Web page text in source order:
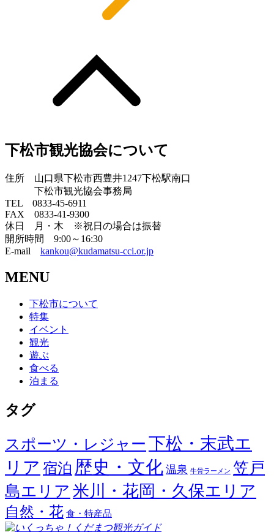
下松市観光協会について
住所 山口県下松市西豊井1247下松駅南口
下松市観光協会事務局
TEL 0833-45-6911
FAX 0833-41-9300
休日 月・木 ※祝日の場合は振替
開所時間 9:00～16:30
E-mail kankou@kudamatsu-cci.or.jp
MENU
下松市について
特集
イベント
観光
遊ぶ
食べる
泊まる
タグ
スポーツ・レジャー 下松・末武エ
リア 宿泊 歴史・文化 温泉 牛骨ラーメン 笠戸
島エリア 米川・花岡・久保エリア
自然・花 食・特産品